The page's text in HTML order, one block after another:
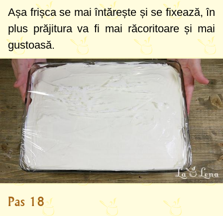
Așa frișca se mai întărește și se fixează, în
plus prăjitura va fi mai răcoritoare și mai
gustoasă.
Pas 18